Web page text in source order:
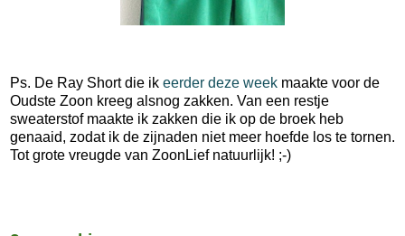
Ps. De Ray Short die ik eerder deze week maakte voor de
Oudste Zoon kreeg alsnog zakken. Van een restje
sweaterstof maakte ik zakken die ik op de broek heb
genaaid, zodat ik de zijnaden niet meer hoefde los te tornen.
Tot grote vreugde van ZoonLief natuurlijk! ;-)